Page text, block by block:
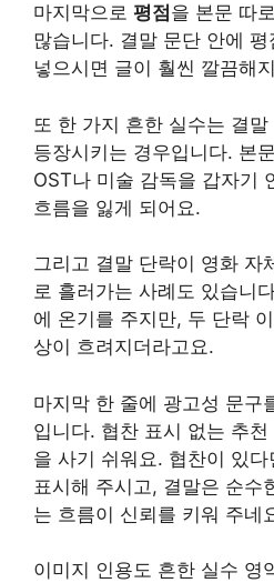
마지막으로 평점 을 본문 따
많습니다. 결말 문단 안에
넣으시면 글이 훨씬 깔끔해
또 한 가지 흔한 실수는 결
등장시키는 경우입니다. 본
OST나 미술 감독을 갑자기
흐름을 잃게 되어요.
그리고 결말 단락이 영화 자
로 흘러가는 사례도 있습니
에 온기를 주지만, 두 단락
상이 흐려지더라고요.
마지막 한 줄에 광고성 문구
입니다. 협찬 표시 없는 추
을 사기 쉬워요. 협찬이 있
표시해 주시고, 결말은 순수
는 흐름이 신뢰를 키워 주네
이미지 인용도 흔한 실수 영